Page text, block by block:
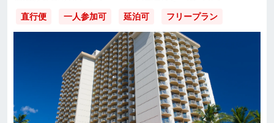
直行便 一人参加可 延泊可 フリープラン